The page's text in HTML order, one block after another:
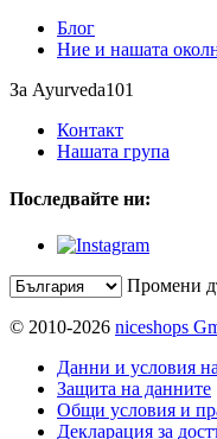
Блог
Ние и нашата
За Ayurveda101
Контакт
Нашата група
Последвайте ни:
Промени
© 2010-2026 niceshops
Данни и условия
Защита на данните
Общи условия и
Декларация за